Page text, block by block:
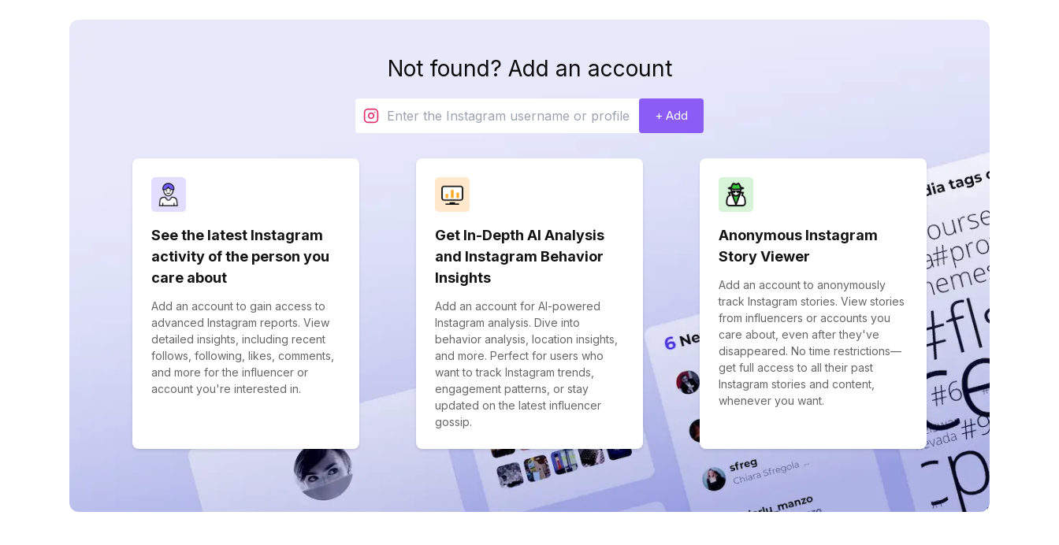
Not found? Add an account
+ Add
See the latest Instagram
activity of the person you
care about
Add an account to gain access to
advanced Instagram reports. View
detailed insights, including recent
follows, following, likes, comments,
and more for the influencer or
account you're interested in.
Get In-Depth AI Analysis
and Instagram Behavior
Insights
Add an account for AI-powered
Instagram analysis. Dive into
behavior analysis, location insights,
and more. Perfect for users who
want to track Instagram trends,
engagement patterns, or stay
updated on the latest influencer
gossip.
Anonymous Instagram
Story Viewer
Add an account to anonymously
track Instagram stories. View stories
from influencers or accounts you
care about, even after they've
disappeared. No time restrictions—
get full access to all their past
Instagram stories and content,
whenever you want.